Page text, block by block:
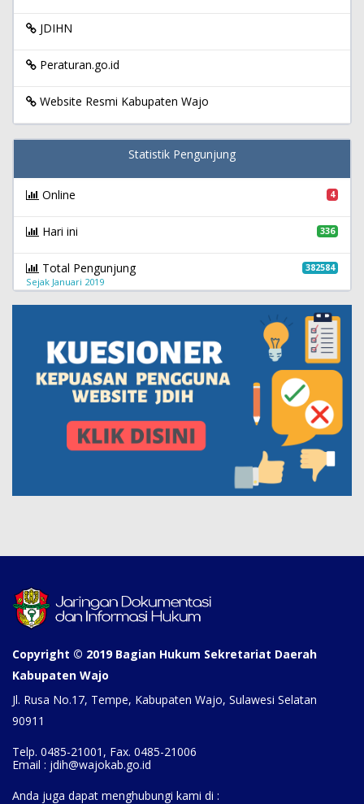
JDIHN
Peraturan.go.id
Website Resmi Kabupaten Wajo
Statistik Pengunjung
Online 4
Hari ini 336
Total Pengunjung 382584
Sejak Januari 2019
Copyright © 2019 Bagian Hukum Sekretariat Daerah
Kabupaten Wajo
Jl. Rusa No.17, Tempe, Kabupaten Wajo, Sulawesi Selatan
90911
Telp. 0485-21001, Fax. 0485-21006
Email : jdih@wajokab.go.id
Anda juga dapat menghubungi kami di :